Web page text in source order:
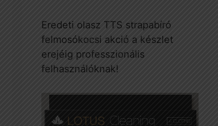
Eredeti olasz TTS strapabíró
felmosókocsi akció a készlet
erejéig professzionális
felhasználóknak!